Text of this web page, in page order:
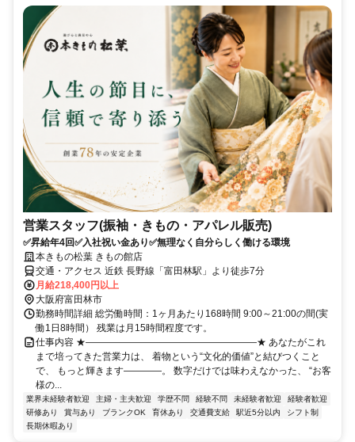
営業スタッフ(振袖・きもの・アパレル販売)
✅昇給年4回✅入社祝い金あり✅無理なく自分らしく働ける環境
本きもの松葉 きもの館店
交通・アクセス 近鉄 長野線「富田林駅」より徒歩7分
月給218,400円以上
大阪府富田林市
勤務時間詳細 総労働時間：1ヶ月あたり168時間 9:00～21:00の間(実
働1日8時間） 残業は月15時間程度です。
仕事内容 ★――――――――――――――――――★ あなたがこれ
まで培ってきた営業力は、 着物という“文化的価値”と結びつくこと
で、 もっと輝きます――――。 数字だけでは味わえなかった、 “お客
様の...
業界未経験者歓迎 主婦・主夫歓迎 学歴不問 経験不問 未経験者歓迎
経験者歓迎
研修あり
賞与あり ブランクOK 育休あり 交通費支給 駅近5分以内
シフト制
長期休暇あり